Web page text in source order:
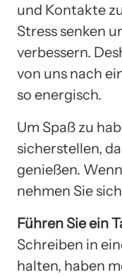
und Kontakte
Stress senken
verbessern.
von uns nach
so energisch.
Um Spaß zu
sicherstellen,
genießen.
nehmen Sie
Führen Sie ein
Schreiben in
halten, haben